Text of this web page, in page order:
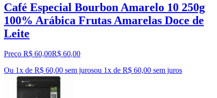
Café Especial Bourbon Amarelo 10 250g
100% Arábica Frutas Amarelas Doce de
Leite
Preço R$ 60,00R$ 60,00
Ou 1x de R$ 60,00 sem jurosou 1x de R$ 60,00 sem juros